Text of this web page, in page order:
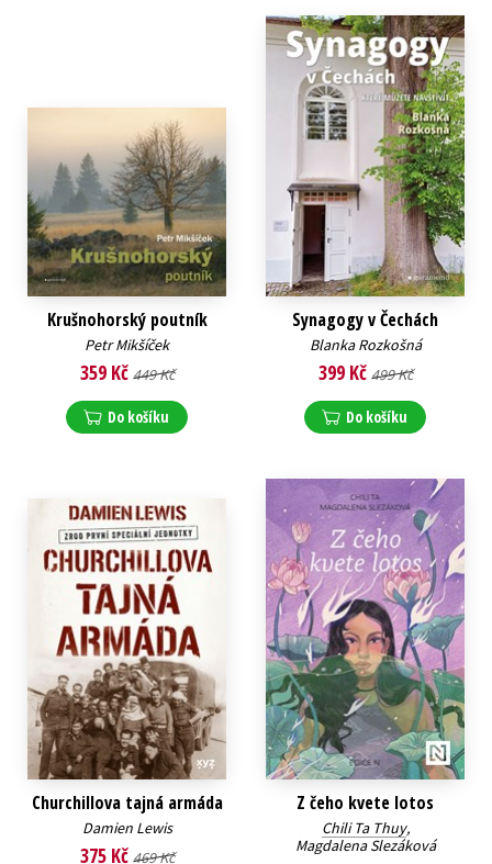
Krušnohorský poutník
Petr Mikšíček
359 Kč 449 Kč
Do košíku
Synagogy v Čechách
Blanka Rozkošná
399 Kč 499 Kč
Do košíku
Churchillova tajná armáda
Damien Lewis
375 Kč 469 Kč
Z čeho kvete lotos
Chili Ta Thuy,
Magdalena Slezáková